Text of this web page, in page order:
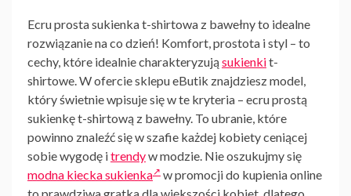
Ecru prosta sukienka t-shirtowa z bawełny to idealne
rozwiązanie na co dzień! Komfort, prostota i styl – to
cechy, które idealnie charakteryzująsukienkit-
shirtowe. W ofercie sklepu eButik znajdziesz model,
który świetnie wpisuje się w te kryteria – ecru prostą
sukienkę t-shirtową z bawełny. To ubranie, które
powinno znaleźć się w szafie każdej kobiety ceniącej
sobie wygodę itrendyw modzie. Nie oszukujmy się
modna kiecka sukienka
w promocji do kupienia online
to prawdziwa gratka dla większości kobiet, dlatego